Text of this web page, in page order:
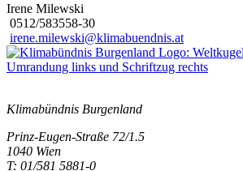
Irene Milewski
0512/583558-30
irene.milewski@klimabuendnis.at
Klimabündnis Burgenland
Prinz-Eugen-Straße 72/1.5
1040 Wien
T: 01/581 5881-0